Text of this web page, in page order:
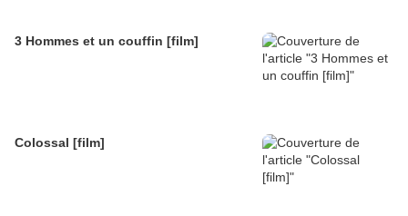
3 Hommes et un couffin [film]
Colossal [film]